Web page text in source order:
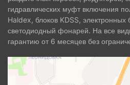
гидравлических муфт включения
Haldex, блоков KDSS, электронных
светодиодный фонарей. На все
гарантию от 6 месяцев без